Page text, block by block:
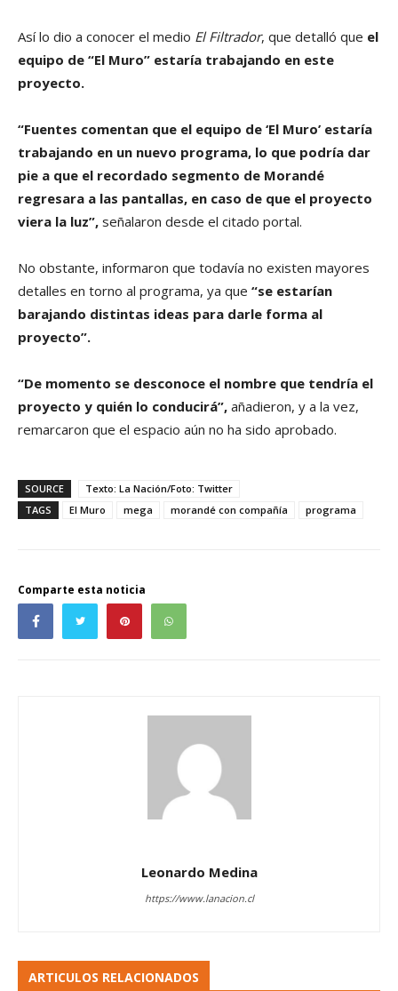
Así lo dio a conocer el medio El Filtrador, que detalló que el
equipo de “El Muro” estaría trabajando en este
proyecto.
“Fuentes comentan que el equipo de ‘El Muro’ estaría
trabajando en un nuevo programa, lo que podría dar
pie a que el recordado segmento de Morandé
regresara a las pantallas, en caso de que el proyecto
viera la luz”, señalaron desde el citado portal.
No obstante, informaron que todavía no existen mayores
detalles en torno al programa, ya que “se estarían
barajando distintas ideas para darle forma al
proyecto”.
“De momento se desconoce el nombre que tendría el
proyecto y quién lo conducirá”, añadieron, y a la vez,
remarcaron que el espacio aún no ha sido aprobado.
SOURCE
Texto: La Nación/Foto: Twitter
TAGS
El Muro mega morandé con compañía programa
Comparte esta noticia
Leonardo Medina
https://www.lanacion.cl
ARTICULOS RELACIONADOS